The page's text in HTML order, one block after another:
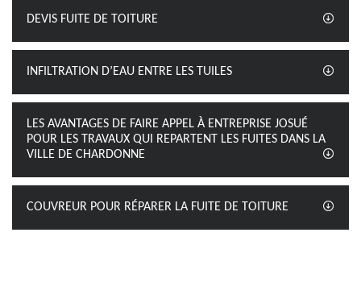
DEVIS FUITE DE TOITURE
INFILTRATION D’EAU ENTRE LES TUILES
LES AVANTAGES DE FAIRE APPEL À ENTREPRISE JOSUÉ
POUR LES TRAVAUX QUI REPARTENT LES FUITES DANS LA
VILLE DE CHARDONNE
COUVREUR POUR RÉPARER LA FUITE DE TOITURE